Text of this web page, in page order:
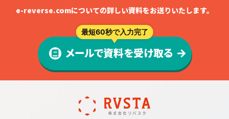
e-reverse.comについての詳しい資料をお送りいたします。
最短60秒で入力完了
メールで資料を受け取る